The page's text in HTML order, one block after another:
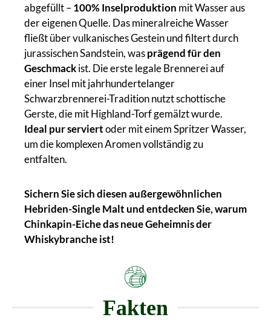
abgefüllt –100% Inselproduktion mit Wasser aus
der eigenen Quelle. Das mineralreiche Wasser
fließt über vulkanisches Gestein und filtert durch
jurassischen Sandstein, wasprägend für den
Geschmackist. Die erste legale Brennerei auf
einer Insel mit jahrhundertelanger
Schwarzbrennerei-Tradition nutzt schottische
Gerste, die mit Highland-Torf gemälzt wurde.
Ideal pur serviertoder mit einem Spritzer Wasser,
um die komplexen Aromen vollständig zu
entfalten.
Sichern Sie sich diesen außergewöhnlichen
Hebriden-Single Malt und entdecken Sie, warum
Chinkapin-Eiche das neue Geheimnis der
Whiskybranche ist!
Fakten